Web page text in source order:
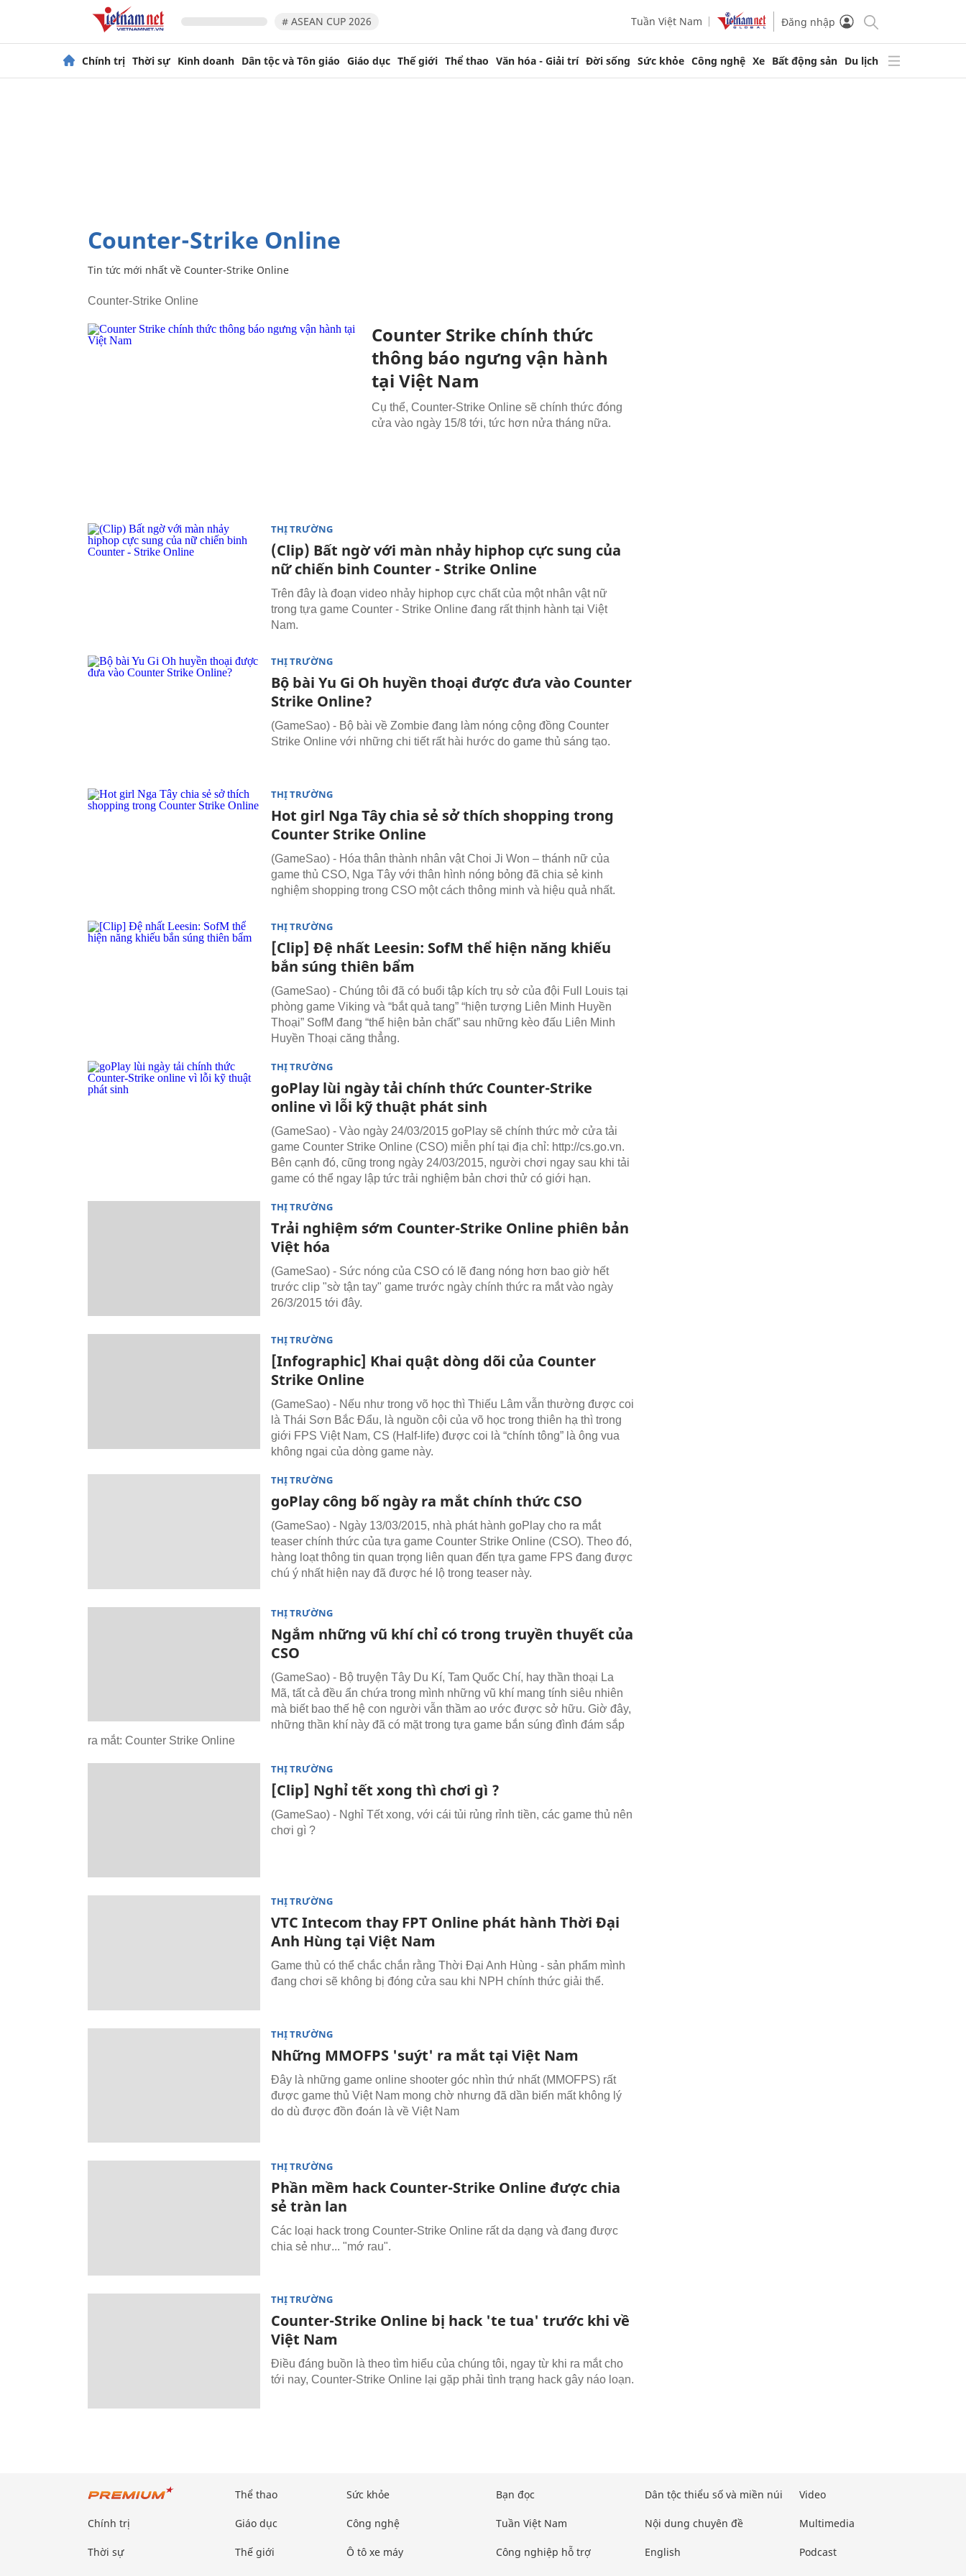
# ASEAN CUP 2026 Tuần Việt Nam Đăng nhập
Chính trị Thời sự Kinh doanh Dân tộc và Tôn giáo Giáo dục Thế giới Thể thao Văn hóa - Giải trí Đời sống Sức khỏe Công nghệ Xe Bất động sản Du lịch
Counter-Strike Online
Tin tức mới nhất về Counter-Strike Online
Counter-Strike Online
Counter Strike chính thức
thông báo ngưng vận hành
tại Việt Nam
Cụ thể, Counter-Strike Online sẽ chính thức đóng
cửa vào ngày 15/8 tới, tức hơn nửa tháng nữa.
THỊ TRƯỜNG
(Clip) Bất ngờ với màn nhảy hiphop cực sung của
nữ chiến binh Counter - Strike Online
Trên đây là đoạn video nhảy hiphop cực chất của một nhân vật nữ
trong tựa game Counter - Strike Online đang rất thịnh hành tại Việt
Nam.
THỊ TRƯỜNG
Bộ bài Yu Gi Oh huyền thoại được đưa vào Counter
Strike Online?
(GameSao) - Bộ bài về Zombie đang làm nóng cộng đồng Counter
Strike Online với những chi tiết rất hài hước do game thủ sáng tạo.
THỊ TRƯỜNG
Hot girl Nga Tây chia sẻ sở thích shopping trong
Counter Strike Online
(GameSao) - Hóa thân thành nhân vật Choi Ji Won – thánh nữ của
game thủ CSO, Nga Tây với thân hình nóng bỏng đã chia sẻ kinh
nghiệm shopping trong CSO một cách thông minh và hiệu quả nhất.
THỊ TRƯỜNG
[Clip] Đệ nhất Leesin: SofM thể hiện năng khiếu
bắn súng thiên bẩm
(GameSao) - Chúng tôi đã có buổi tập kích trụ sở của đội Full Louis tại
phòng game Viking và “bắt quả tang” “hiện tượng Liên Minh Huyền
Thoại” SofM đang “thể hiện bản chất” sau những kèo đấu Liên Minh
Huyền Thoại căng thẳng.
THỊ TRƯỜNG
goPlay lùi ngày tải chính thức Counter-Strike
online vì lỗi kỹ thuật phát sinh
(GameSao) - Vào ngày 24/03/2015 goPlay sẽ chính thức mở cửa tải
game Counter Strike Online (CSO) miễn phí tại địa chỉ: http://cs.go.vn.
Bên cạnh đó, cũng trong ngày 24/03/2015, người chơi ngay sau khi tải
game có thể ngay lập tức trải nghiệm bản chơi thử có giới hạn.
THỊ TRƯỜNG
Trải nghiệm sớm Counter-Strike Online phiên bản
Việt hóa
(GameSao) - Sức nóng của CSO có lẽ đang nóng hơn bao giờ hết
trước clip "sờ tận tay" game trước ngày chính thức ra mắt vào ngày
26/3/2015 tới đây.
THỊ TRƯỜNG
[Infographic] Khai quật dòng dõi của Counter
Strike Online
(GameSao) - Nếu như trong võ học thì Thiếu Lâm vẫn thường được coi
là Thái Sơn Bắc Đẩu, là nguồn cội của võ học trong thiên hạ thì trong
giới FPS Việt Nam, CS (Half-life) được coi là “chính tông” là ông vua
không ngai của dòng game này.
THỊ TRƯỜNG
goPlay công bố ngày ra mắt chính thức CSO
(GameSao) - Ngày 13/03/2015, nhà phát hành goPlay cho ra mắt
teaser chính thức của tựa game Counter Strike Online (CSO). Theo đó,
hàng loạt thông tin quan trọng liên quan đến tựa game FPS đang được
chú ý nhất hiện nay đã được hé lộ trong teaser này.
THỊ TRƯỜNG
Ngắm những vũ khí chỉ có trong truyền thuyết của
CSO
(GameSao) - Bộ truyện Tây Du Kí, Tam Quốc Chí, hay thần thoại La
Mã, tất cả đều ẩn chứa trong mình những vũ khí mang tính siêu nhiên
mà biết bao thế hệ con người vẫn thầm ao ước được sở hữu. Giờ đây,
những thần khí này đã có mặt trong tựa game bắn súng đình đám sắp
ra mắt: Counter Strike Online
THỊ TRƯỜNG
[Clip] Nghỉ tết xong thì chơi gì ?
(GameSao) - Nghỉ Tết xong, với cái tủi rủng rỉnh tiền, các game thủ nên
chơi gì ?
THỊ TRƯỜNG
VTC Intecom thay FPT Online phát hành Thời Đại
Anh Hùng tại Việt Nam
Game thủ có thể chắc chắn rằng Thời Đại Anh Hùng - sản phẩm mình
đang chơi sẽ không bị đóng cửa sau khi NPH chính thức giải thể.
THỊ TRƯỜNG
Những MMOFPS 'suýt' ra mắt tại Việt Nam
Đây là những game online shooter góc nhìn thứ nhất (MMOFPS) rất
được game thủ Việt Nam mong chờ nhưng đã dần biến mất không lý
do dù được đồn đoán là về Việt Nam
THỊ TRƯỜNG
Phần mềm hack Counter-Strike Online được chia
sẻ tràn lan
Các loại hack trong Counter-Strike Online rất da dạng và đang được
chia sẻ như... "mớ rau".
THỊ TRƯỜNG
Counter-Strike Online bị hack 'te tua' trước khi về
Việt Nam
Điều đáng buồn là theo tìm hiểu của chúng tôi, ngay từ khi ra mắt cho
tới nay, Counter-Strike Online lại gặp phải tình trạng hack gây náo loạn.
Chính trị
Thời sự
Thể thao
Giáo dục
Thế giới
Sức khỏe
Công nghệ
Ô tô xe máy
Bạn đọc
Tuần Việt Nam
Công nghiệp hỗ trợ
Dân tộc thiểu số và miền núi
Nội dung chuyên đề
English
Video
Multimedia
Podcast